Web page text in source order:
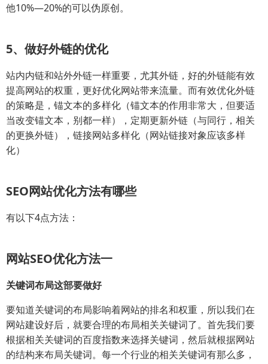
他10%—20%的可以伪原创。
5、做好外链的优化
站内内链和站外外链一样重要，尤其外链，好的外链能有效
提高网站的权重，更好优化网站带来流量。而有效优化外链
的策略是，锚文本的多样化（锚文本的作用非常大，但要适
当改变锚文本，别都一样），定期更新外链（与同行，相关
的更换外链），链接网站多样化（网站链接对象应该多样
化）
SEO网站优化方法有哪些
有以下4点方法：
网站SEO优化方法一
关键词布局这部要做好
要知道关键词的布局影响着网站的排名和权重，所以我们在
网站建设好后，就要合理的布局相关关键词了。首先我们要
根据相关关键词的百度指数来选择关键词，然后就根据网站
的结构来布局关键词。每一个行业的相关关键词有那么多，